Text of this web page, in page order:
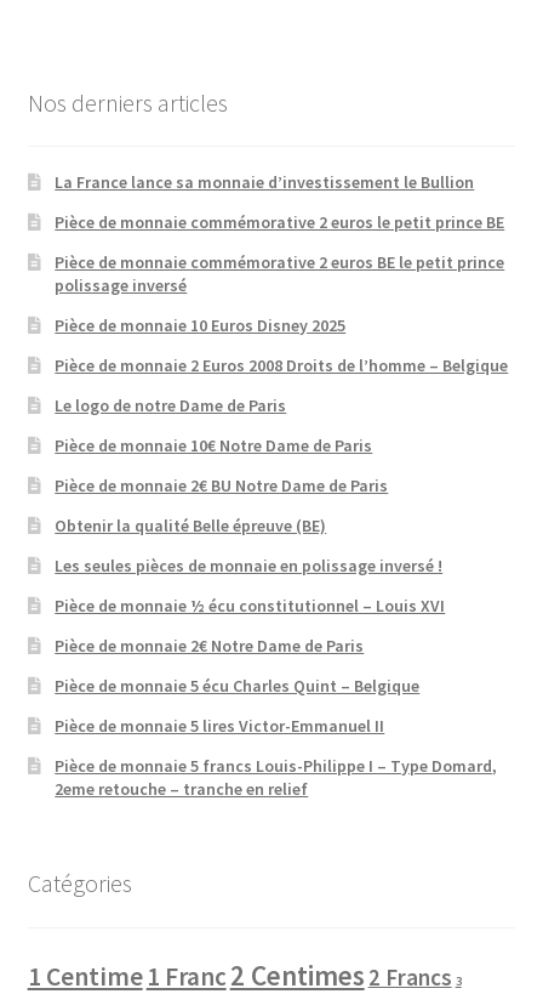
Nos derniers articles
La France lance sa monnaie d’investissement le Bullion
Pièce de monnaie commémorative 2 euros le petit prince BE
Pièce de monnaie commémorative 2 euros BE le petit prince
polissage inversé
Pièce de monnaie 10 Euros Disney 2025
Pièce de monnaie 2 Euros 2008 Droits de l’homme – Belgique
Le logo de notre Dame de Paris
Pièce de monnaie 10€ Notre Dame de Paris
Pièce de monnaie 2€ BU Notre Dame de Paris
Obtenir la qualité Belle épreuve (BE)
Les seules pièces de monnaie en polissage inversé !
Pièce de monnaie ½ écu constitutionnel – Louis XVI
Pièce de monnaie 2€ Notre Dame de Paris
Pièce de monnaie 5 écu Charles Quint – Belgique
Pièce de monnaie 5 lires Victor-Emmanuel II
Pièce de monnaie 5 francs Louis-Philippe I – Type Domard,
2eme retouche – tranche en relief
Catégories
1 Centime1 Franc2 Centimes 2 Francs 3